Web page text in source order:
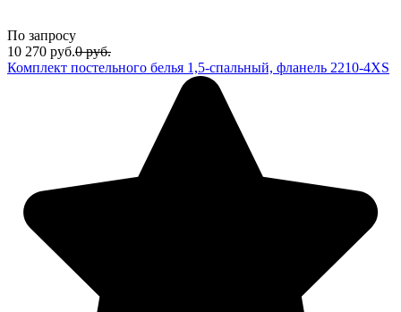
По запросу
10 270 руб.0 руб.
Комплект постельного белья 1,5-спальный, фланель 2210-4XS